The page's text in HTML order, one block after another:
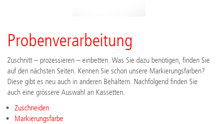
Probenverarbeitung
Zuschnitt – prozessieren – einbetten. Was Sie dazu benötigen, finden Sie
auf den nächsten Seiten. Kennen Sie schon unsere Markierungsfarben?
Diese gibt es neu auch in anderen Behältern. Nachfolgend finden Sie
auch eine grössere Auswahl an Kassetten.
Zuschneiden
Markierungsfarbe